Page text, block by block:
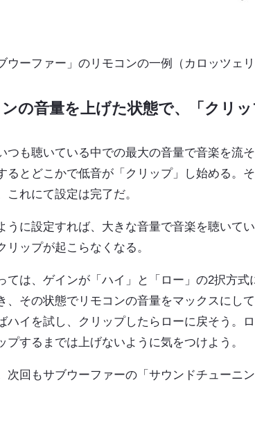
ウーファー」のリモコンの一例（カロッツェ
の音量を上げた状態で、「クリ
つも聴いている中での最大の音量で音楽を流
るとどこかで低音が「クリップ」し始める。
これにて設定は完了だ。
うに設定すれば、大きな音量で音楽を聴いて
リップが起こらなくなる。
ては、ゲインが「ハイ」と「ロー」の2択方
、その状態でリモコンの音量をマックスにし
ハイを試し、クリップしたらローに戻そう。
プするまでは上げないように気をつけよう。
次回もサブウーファーの「サウンドチューニ